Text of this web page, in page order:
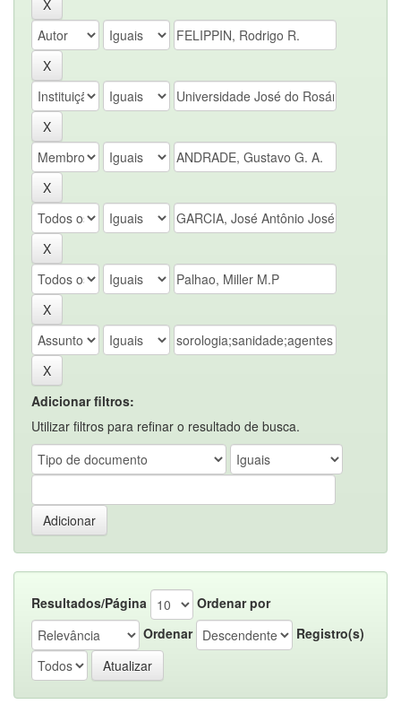
Adicionar filtros:
Utilizar filtros para refinar o resultado de busca.
Resultados/Página
Ordenar por
Ordenar
Registro(s)